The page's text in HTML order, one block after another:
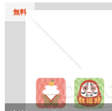
無料